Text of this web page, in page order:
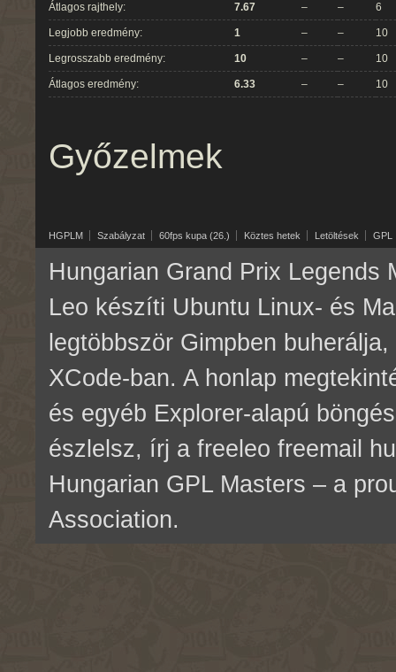
Átlagos rajthely: 7.67 – – 6
Legjobb eredmény: 1 – – 10
Legrosszabb eredmény: 10 – – 10
Átlagos eredmény: 6.33 – – 10
Győzelmek
HGPLM Szabályzat 60fps kupa (26.) Köztes hetek Letöltések GPL
Hungarian Grand Prix Legends
Leo készíti Ubuntu Linux- és
legtöbbször Gimpben
XCode-ban. A honlap
és egyéb Explorer-alapú
észlelsz, írj a freeleo freemail
Hungarian GPL Masters – a
Association.